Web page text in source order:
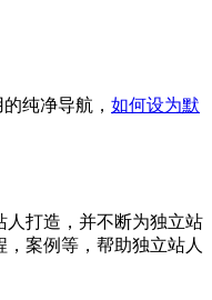
纯净导航， 如何设为默
人打造，并不断为独立站
案例等，帮助独立站人